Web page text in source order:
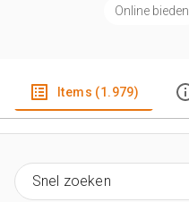
Online bieden
Items (1.979)